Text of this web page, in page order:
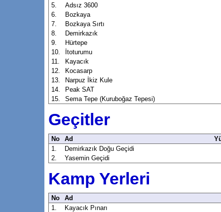
5.
Adsız 3600
6.
Bozkaya
7.
Bozkaya Sırtı
8.
Demirkazık
9.
Hürtepe
10.
İtoturumu
11.
Kayacık
12.
Kocasarp
13.
Narpuz İkiz Kule
14.
Peak SAT
15.
Sema Tepe (Kuruboğaz Tepesi)
Geçitler
No Ad
1.
Demirkazık Doğu Geçidi
2.
Yasemin Geçidi
Kamp Yerleri
No
Ad
1.
Kayacık Pınarı